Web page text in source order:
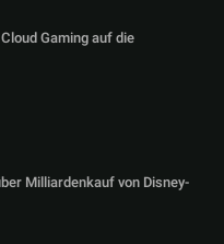
Gaming auf die
Milliardenkauf von Disney-